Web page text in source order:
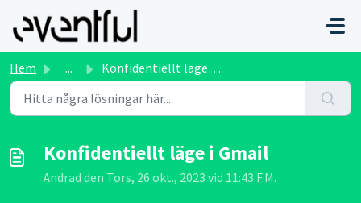
Hoppa över till huvudinnehåll
Hem ... Konfidentiellt läge i Gmail
Konfidentiellt läge i Gmail
Ändrad den Tors, 26 okt., 2023 vid 11:43 F.M.